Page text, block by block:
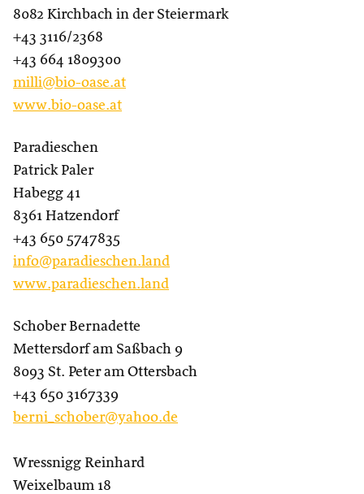
8082 Kirchbach in der Steiermark
+43 3116/2368
+43 664 1809300
milli@bio-oase.at
www.bio-oase.at
Paradieschen
Patrick Paler
Habegg 41
8361 Hatzendorf
+43 650 5747835
info@paradieschen.land
www.paradieschen.land
Schober Bernadette
Mettersdorf am Saßbach 9
8093 St. Peter am Ottersbach
+43 650 3167339
berni_schober@yahoo.de
Wressnigg Reinhard
Weixelbaum 18